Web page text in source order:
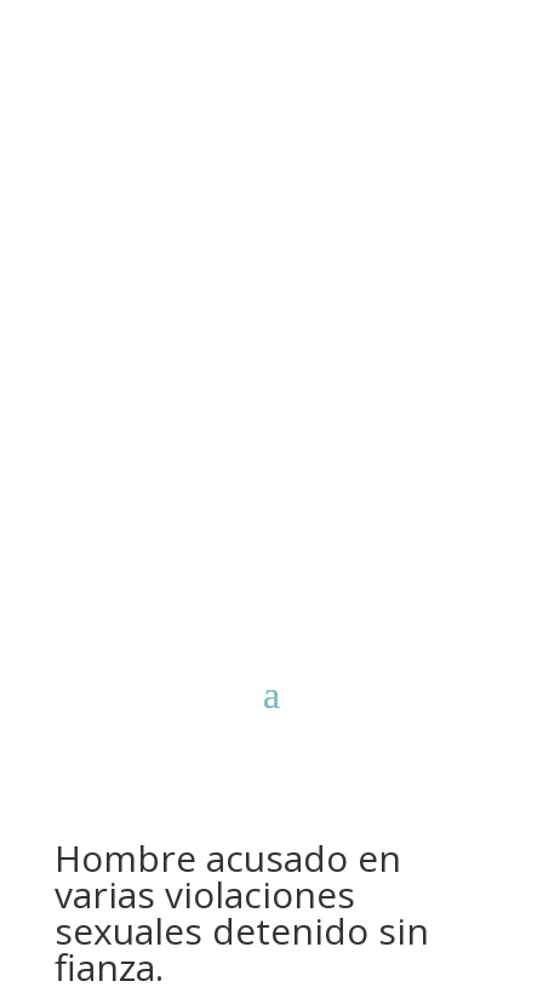
Hombre acusado en
varias violaciones
sexuales detenido sin
fianza.